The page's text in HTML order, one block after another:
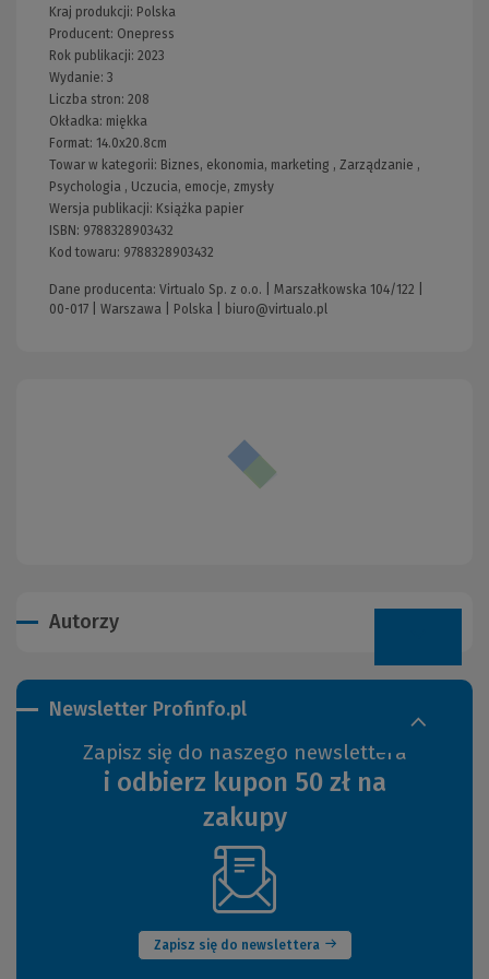
Kraj produkcji: Polska
Producent: Onepress
Rok publikacji: 2023
Wydanie: 3
Liczba stron: 208
Okładka: miękka
Format: 14.0x20.8cm
Towar w kategorii: Biznes, ekonomia, marketing , Zarządzanie ,
Psychologia , Uczucia, emocje, zmysły
Wersja publikacji: Książka papier
ISBN: 9788328903432
Kod towaru: 9788328903432
Dane producenta: Virtualo Sp. z o.o. | Marszałkowska 104/122 |
00-017 | Warszawa | Polska | biuro@virtualo.pl
Autorzy
Newsletter Profinfo.pl
Zapisz się do naszego newslettera
i odbierz kupon 50 zł na
zakupy
Zapisz się do newslettera
(Nowe
okno)